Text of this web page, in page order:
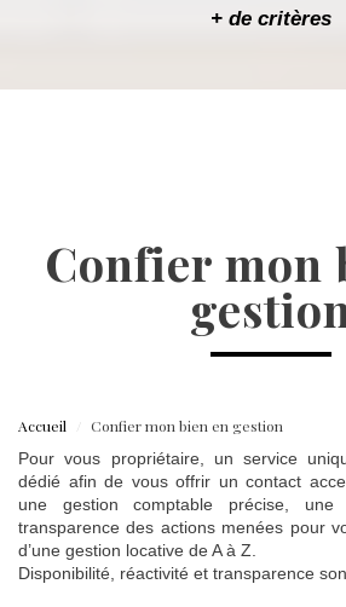
+ de critères
confier mon bien en
Accueil
Confier mon bien en gestion
Pour vous propriétaire, un service
dédié afin de vous offrir un contact
une gestion comptable précise,
transparence des actions menées pour
d’une gestion locative de A à Z.
Disponibilité, réactivité et transparence